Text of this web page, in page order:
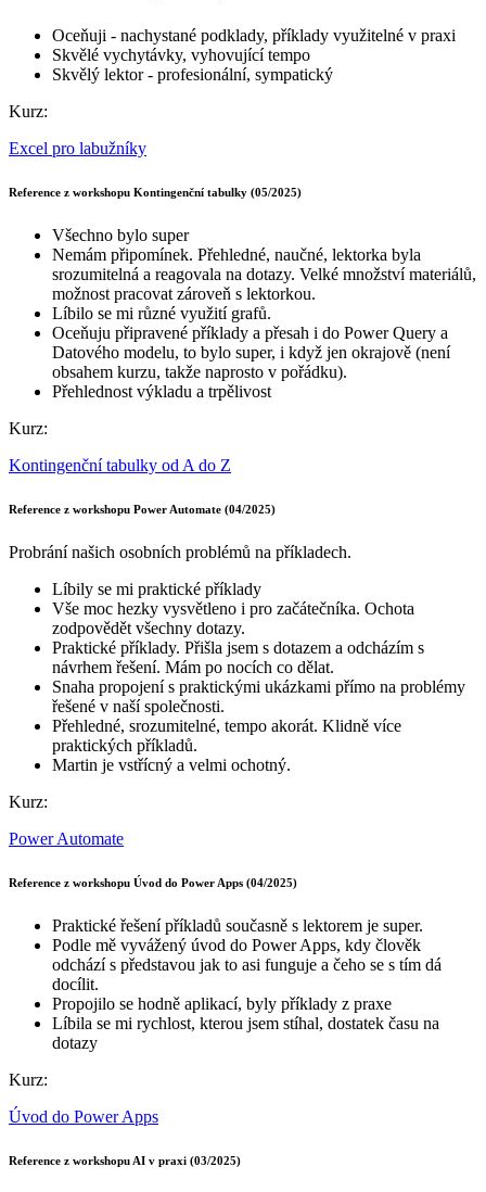
Oceňuji - nachystané podklady, příklady využitelné v praxi
Skvělé vychytávky, vyhovující tempo
Skvělý lektor - profesionální, sympatický
Kurz:
Excel pro labužníky
Reference z workshopu Kontingenční tabulky (05/2025)
Všechno bylo super
Nemám připomínek. Přehledné, naučné, lektorka byla
srozumitelná a reagovala na dotazy. Velké množství materiálů,
možnost pracovat zároveň s lektorkou.
Líbilo se mi různé využití grafů.
Oceňuju připravené příklady a přesah i do Power Query a
Datového modelu, to bylo super, i když jen okrajově (není
obsahem kurzu, takže naprosto v pořádku).
Přehlednost výkladu a trpělivost
Kurz:
Kontingenční tabulky od A do Z
Reference z workshopu Power Automate (04/2025)
Probrání našich osobních problémů na příkladech.
Líbily se mi praktické příklady
Vše moc hezky vysvětleno i pro začátečníka. Ochota
zodpovědět všechny dotazy.
Praktické příklady. Přišla jsem s dotazem a odcházím s
návrhem řešení. Mám po nocích co dělat.
Snaha propojení s praktickými ukázkami přímo na problémy
řešené v naší společnosti.
Přehledné, srozumitelné, tempo akorát. Klidně více
praktických příkladů.
Martin je vstřícný a velmi ochotný.
Kurz:
Power Automate
Reference z workshopu Úvod do Power Apps (04/2025)
Praktické řešení příkladů současně s lektorem je super.
Podle mě vyvážený úvod do Power Apps, kdy člověk
odchází s představou jak to asi funguje a čeho se s tím dá
docílit.
Propojilo se hodně aplikací, byly příklady z praxe
Líbila se mi rychlost, kterou jsem stíhal, dostatek času na
dotazy
Kurz:
Úvod do Power Apps
Reference z workshopu AI v praxi (03/2025)